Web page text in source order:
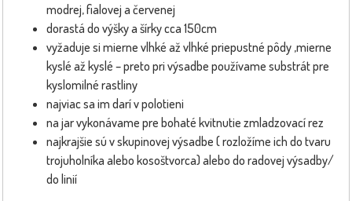
modrej, fialovej a červenej
dorastá do výšky a šírky cca 150cm
vyžaduje si mierne vlhké až vlhké priepustné pôdy ,mierne
kyslé až kyslé – preto pri výsadbe používame substrát pre
kyslomilné rastliny
najviac sa im darí v polotieni
na jar vykonávame pre bohaté kvitnutie zmladzovací rez
najkrajšie sú v skupinovej výsadbe ( rozložíme ich do tvaru
trojuholníka alebo kosoštvorca) alebo do radovej výsadby/
do linií